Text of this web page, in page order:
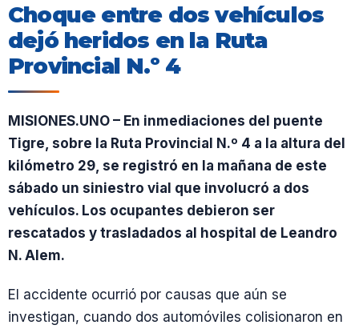
Choque entre dos vehículos
dejó heridos en la Ruta
Provincial N.º 4
MISIONES.UNO – En inmediaciones del puente
Tigre, sobre la Ruta Provincial N.º 4 a la altura del
kilómetro 29, se registró en la mañana de este
sábado un siniestro vial que involucró a dos
vehículos. Los ocupantes debieron ser
rescatados y trasladados al hospital de Leandro
N. Alem.
El accidente ocurrió por causas que aún se
investigan, cuando dos automóviles colisionaron en